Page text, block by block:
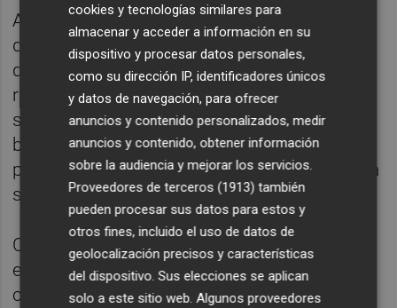
Ambas organizaciones sindicales han
denunciado la postura "totalmente viciada"
de Ascer, que, "a pesar de reconocer la
recuperación del sector con aumentos
significativos en empleo, productividad,
beneficios y exportaciones, se niega a
plantear ningún incremento económico para
sus empleados/as".
CCOO y UGT consideran "desproporcionada"
esta falta de propuesta salarial, y han
calificado de "insultante" la intención de la
cookies y tecnologías similares para
almacenar y acceder a información en su
dispositivo y procesar datos personales,
como su dirección IP, identificadores únicos
y datos de navegación, para ofrecer
anuncios y contenido personalizados, medir
anuncios y contenido, obtener información
sobre la audiencia y mejorar los servicios.
Proveedores de terceros (1913) también
pueden procesar sus datos para estos y
otros fines, incluido el uso de datos de
geolocalización precisos y características
del dispositivo. Sus elecciones se aplican
solo a este sitio web. Algunos proveedores